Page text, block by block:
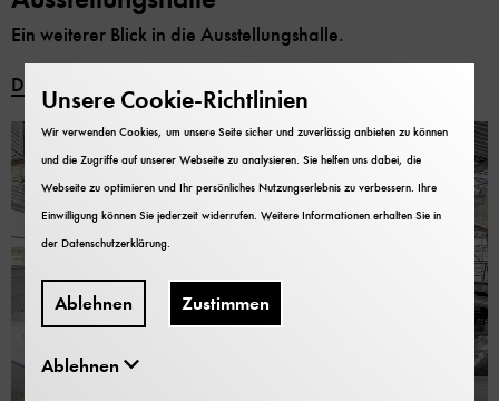
Ein weiterer Blick in die Ausstellungshalle.
Download
Unsere Cookie-Richtlinien
Wir verwenden Cookies, um unsere Seite sicher und zuverlässig anbieten zu können
und die Zugriffe auf unserer Webseite zu analysieren. Sie helfen uns dabei, die
Webseite zu optimieren und Ihr persönliches Nutzungserlebnis zu verbessern. Ihre
Einwilligung können Sie jederzeit widerrufen. Weitere Informationen erhalten Sie in
derDatenschutzerklärung
Ablehnen Zustimmen
Ablehnen